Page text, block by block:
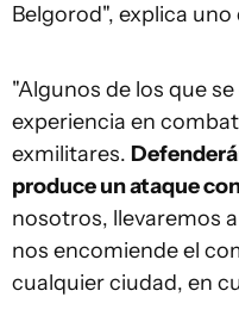
Belgorod", explica
"Algunos de los que
experiencia en
exmilitares.
produce un ataque
nosotros, llevaremos
nos encomiende el
cualquier ciudad, en